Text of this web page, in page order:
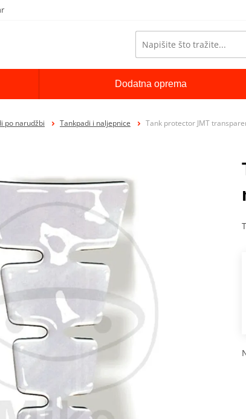
Dodatna oprema
po narudžbi Tankpadi i naljepnice Tank protector JMT